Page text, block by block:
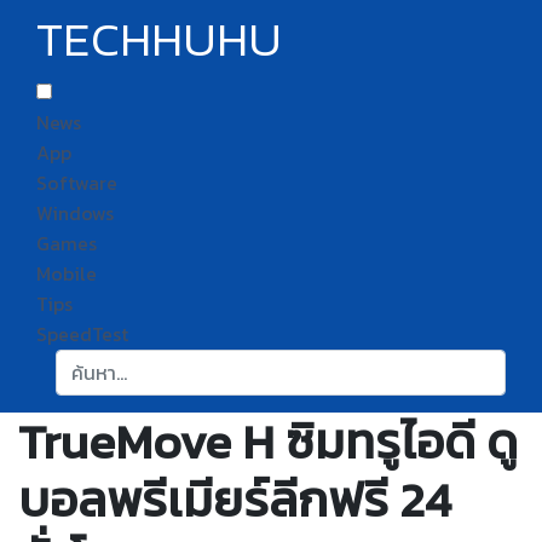
TECHHUHU
News
App
Software
Windows
Games
Mobile
Tips
SpeedTest
ค้นหา:
TrueMove H ซิมทรูไอดี ดู
บอลพรีเมียร์ลีกฟรี 24